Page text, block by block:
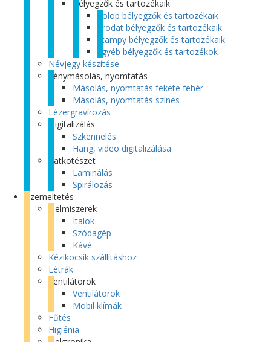
Bélyegzők és tartozékaik
Colop bélyegzők és tartozékaik
Trodat bélyegzők és tartozékaik
Stampy bélyegzők és tartozékaik
Egyéb bélyegzők és tartozékok
Névjegy készítése
Fénymásolás, nyomtatás
Másolás, nyomtatás fekete fehér
Másolás, nyomtatás színes
Lézergravírozás
Digitalizálás
Szkennelés
Hang, video digitalizálása
Iratkötészet
Laminálás
Spirálozás
Üzemeltetés
Élelmiszerek
Italok
Szódagép
Kávé
Kézikocsik szállításhoz
Létrák
Ventilátorok
Ventilátorok
Mobil klímák
Fűtés
Higiénia